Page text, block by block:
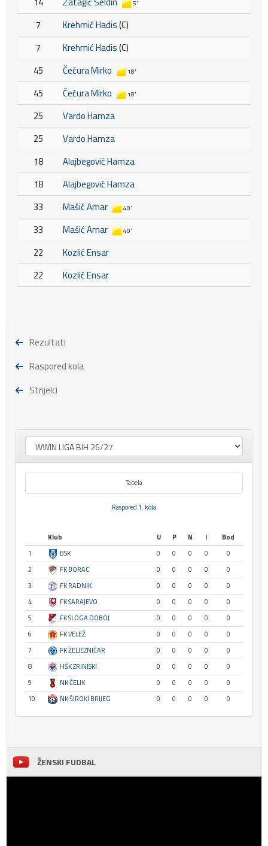
5'
7 Krehmić Hadis(C)
7
Krehmić Hadis(C)
45
Čečura Mirko 18'
45 Čečura Mirko 18'
25
Vardo Hamza
25
Vardo Hamza
18
Alajbegović Hamza
18
Alajbegović Hamza
33
Mašić Amar 40'
33 Mašić Amar 40'
22
Kozlić Ensar
22
Kozlić Ensar
Rezultati
Raspored kola
Strijelci
Tabela
Raspored 1. kola
Klub U P N I
Bod
1
BSK 0 0 0 0
0
2
FK BORAC 0 0 0 0
0
3
FK RADNIK 0 0 0 0
0
4
FK SARAJEVO 0 0 0 0
0
5
FK SLOGA DOBOJ 0 0 0 0
0
6
FK VELEŽ 0 0 0 0
0
7
FK ŽELJEZNIČAR 0 0 0 0
0
8
HŠK ZRINJSKI 0 0 0 0
0
9
NK ČELIK 0 0 0 0
0
10
NK ŠIROKI BRIJEG 0 0 0 0 0
ŽENSKI FUDBAL